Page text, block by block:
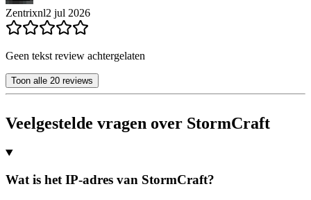
Zentrixnl2 jul 2026
Geen tekst review achtergelaten
Toon alle 20 reviews
Veelgestelde vragen over StormCraft
Wat is het IP-adres van StormCraft?